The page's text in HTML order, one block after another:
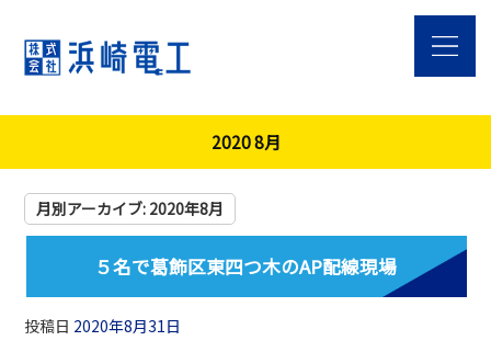
2020 8月
月別アーカイブ: 2020年8月
５名で葛飾区東四つ木のAP配線現場
投稿日 2020年8月31日